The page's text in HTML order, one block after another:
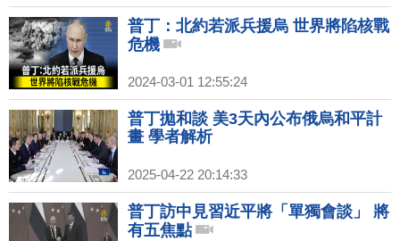
普丁：北約若派兵援烏 世界將陷核戰
危機
2024-03-01 12:55:24
普丁拋和談 美3天內公布俄烏和平計
畫 學者解析
2025-04-22 20:14:33
普丁訪中見習近平將「單獨會談」 將
有五焦點